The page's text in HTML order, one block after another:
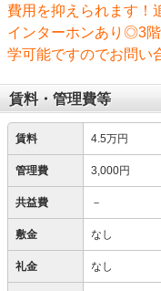
費用を抑えられます！
インターホンあり◎3
学可能ですのでお問い
賃料・管理費等
賃料 4.5万円
管理費 3,000円
共益費 －
敷金 なし
礼金 なし